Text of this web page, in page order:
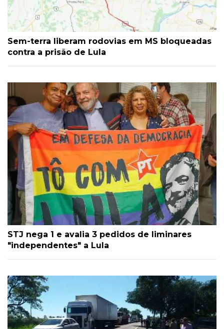
Sem-terra liberam rodovias em MS bloqueadas
contra a prisão de Lula
STJ nega 1 e avalia 3 pedidos de liminares
"independentes" a Lula